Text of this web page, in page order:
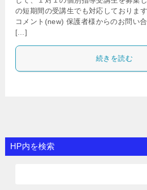
の短期間の受講生でも対応しておりま
コメント(new) 保護者様からのお問い
[…]
続きを読む
HP内を検索